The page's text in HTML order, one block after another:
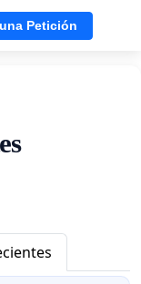
Petición